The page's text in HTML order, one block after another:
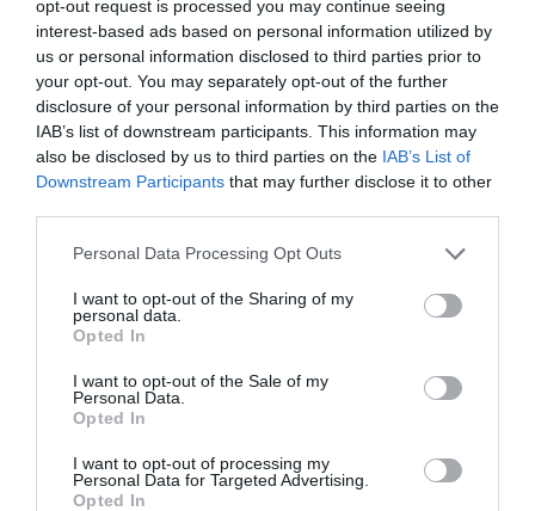
opt-out request is processed you may continue seeing
interest-based ads based on personal information utilized by
us or personal information disclosed to third parties prior to
your opt-out. You may separately opt-out of the further
disclosure of your personal information by third parties on the
IAB’s list of downstream participants. This information may
also be disclosed by us to third parties on the IAB’s List of
Downstream Participants that may further disclose it to other
Personal Data Processing Opt Outs
I want to opt-out of the Sharing of my
personal data.
Opted In
I want to opt-out of the Sale of my
Personal Data.
Opted In
I want to opt-out of processing my
Personal Data for Targeted Advertising.
Opted In
Newsletter
Κάθε βδομάδα στο e-mail σας τα τελευταία νέα για
την Τέχνη και τον Πολιτισμό!